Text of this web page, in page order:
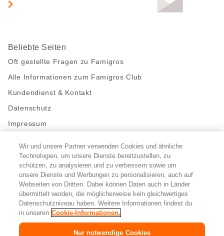
Beliebte Seiten
Oft gestellte Fragen zu Famigros
Alle Informationen zum Famigros Club
Kundendienst & Kontakt
Datenschutz
Impressum
Bleibe mit uns in Kontakt
Facebook
https://twitter.com/migros
https://www.youtube.com/user/
PinterestInstagram
Cookie-Einstellungen
FR IT
Wir und unsere Partner verwenden Cookies und ähnliche
Technologien, um unsere Dienste bereitzustellen, zu
schützen, zu analysieren und zu verbessern sowie um
unsere Dienste und Werbungen zu personalisieren, auch auf
Webseiten von Dritten. Dabei können Daten auch in Länder
übermittelt werden, die möglicherweise kein gleichwertiges
Datenschutzniveau haben. Weitere Informationen findest du
in unseren Cookie-Informationen.
Nur notwendige Cookies